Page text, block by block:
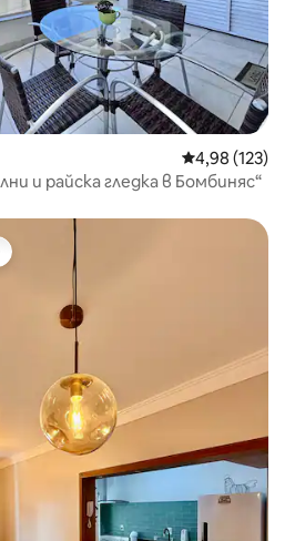
Средна
4,98 (123)
и райска гледка в Бомбиняс“
гостите